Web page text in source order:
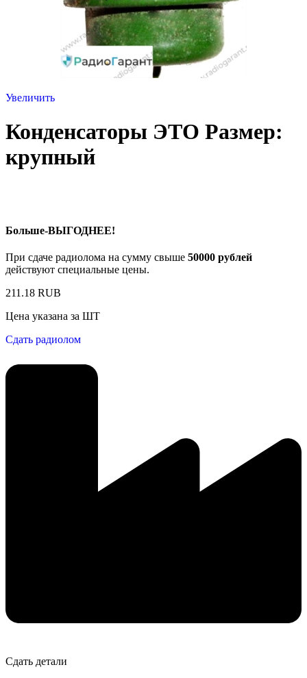
Увеличить
Конденсаторы ЭТО Размер:
крупный
Больше-ВЫГОДНЕЕ!
При сдаче радиолома на сумму свыше 50000 рублей
действуют специальные цены.
211.18 RUB
Цена указана за ШТ
Сдать радиолом
Сдать детали